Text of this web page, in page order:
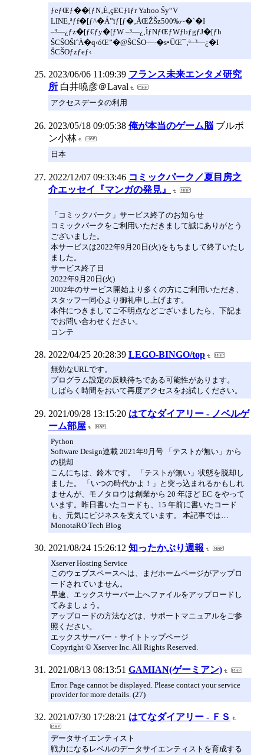
ƒeƒŒƒ��[ƒN‚È‚çECƒiƒr Yahoo Šy“V
LINE‚ªƒf�[ƒ^�Á”ïƒ[ƒ�‚ÅŒŽŠz500‰~�`�I
–³—¿ƒz�[ƒ€ƒy�[ƒW –³—¿‚ÌƒNƒŒƒWƒbƒgƒJ�[ƒh
ŠCŠOŠiˆÀ�q‹óŒ”�@ŠCŠO—·�s•ÛŒ¯‚ª–³—¿�I
ŠCŠOƒzƒeƒ‹
2023/06/06 11:09:39 フランス未来エンタメ研究
所 白井暁彦＠Laval
アクセスデータの利用
2023/05/18 09:05:38 俺が本当のゲーム脳 ブルボ
ン小林
日本
2022/12/07 09:33:46 コミックパーク／夏目房之
介エッセイ『マンガの発見』
「コミックパーク」サービス終了のお知らせ
コミックパークをご利用いただきまして誠にありがとう
ございました。
本サービスは2022年9月20日(火)をもちまして終了いたし
ました。
サービス終了日
2022年9月20日(火)
2002年のサービス開始より多くの方にご利用いただき、
スタッフ一同心より御礼申し上げます。
本件につきましてご不明点などございましたら、下記ま
でお問い合わせください。
コンテ
2022/04/25 20:28:39 LEGO-BINGO/top
無効なURLです。
プログラム設定の反映待ちである可能性があります。
しばらく時間をおいて再度アクセスをお試しください。
2021/09/28 13:15:20 はてなダイアリー - ノベルゲ
ーム部屋
Python
Software Design連載 2021年9月号 「テストが無い」から
の脱却
こんにちは、鈴木です。 「テストが無い」状態を脱却し
ました。 「いつの時代かよ！」と突っ込まれるかもしれ
ませんが、モノタロウは創業から 20 年ほど EC をやって
います。昨日書いたコードも、15 年前に書いたコード
も、元気にビジネスを支えています。 本記事では…
MonotaRO Tech Blog
2021/08/24 15:26:12 知ったかぶり週報
Xserver Hosting Service
このウェブスペースへは、まだホームページがアップロ
ードされていません。
早速、エックスサーバー上へファイルをアップロードし
てみましょう。
アップロードの方法などは、サポートマニュアルをご参
照ください。
エックスサーバー・サイトトップページ
Copyright © Xserver Inc. All Rights Reserved.
2021/08/13 08:13:51 GAMIAN(ゲーミアン)
Error. Page cannot be displayed. Please contact your service
provider for more details. (27)
2021/07/30 17:28:21 はてなダイアリー - ＦＳ
データサイエンティスト
戦力になるレベルのデータサイエンティストを育成する